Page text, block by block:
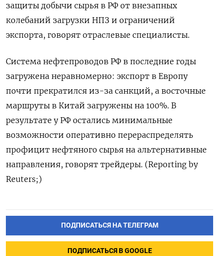
защиты добычи сырья в РФ от внезапных
‌колебаний загрузки НПЗ и ограничений
экспорта, говорят отраслевые специалисты.
Система нефтепроводов РФ в последние годы
загружена неравномерно: экспорт в Европу
почти прекратился из-за ​санкций, а восточные
маршруты в Китай загружены на 100%. В
результате у РФ остались минимальные
‌возможности оперативно перераспределять
профицит нефтяного сырья на альтернативные
направления, говорят трейдеры. (Reporting by
Reuters;)
ПОДПИСАТЬСЯ НА ТЕЛЕГРАМ
ПОДПИСАТЬСЯ В GOOGLE